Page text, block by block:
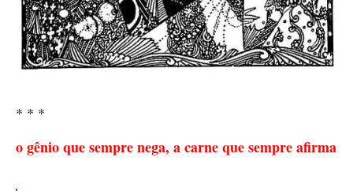
* * *
o gênio que sempre nega, a carne que sempre afirma